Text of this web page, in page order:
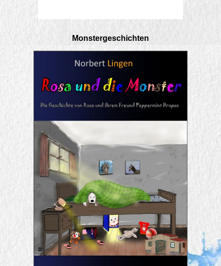
Monstergeschichten